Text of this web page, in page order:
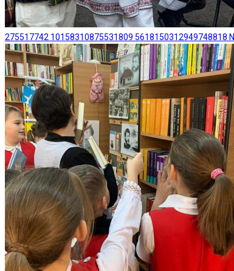
275517742 10158310875531809 5618150312949748818 N